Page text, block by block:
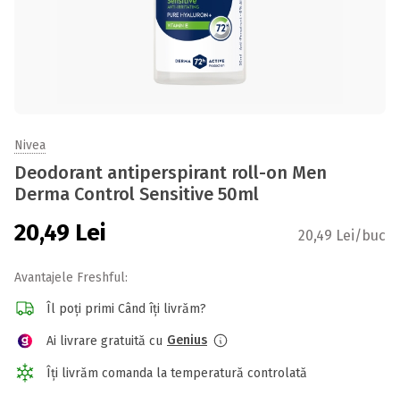
Nivea
Deodorant antiperspirant roll-on Men
Derma Control Sensitive 50ml
20,49 Lei 20,49 Lei/buc
Avantajele Freshful:
Îl poți primi Când îți livrăm?
Ai livrare gratuită cu Genius
Îți livrăm comanda la temperatură controlată